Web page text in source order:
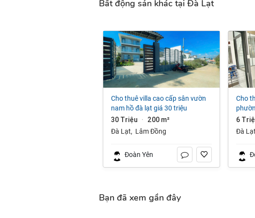
Bất động sản khác tại Đà Lạt
cho thuê villa cao cấp sân vườn
nam hồ đà lạt giá 30 triệu
30 Triệu · 200 m²
Đà Lạt, Lâm Đồng
Đoàn Yên
cho thuê nhà nguyễn viết xuân
6
Đà Lạt
Bạn đã xem gần đây